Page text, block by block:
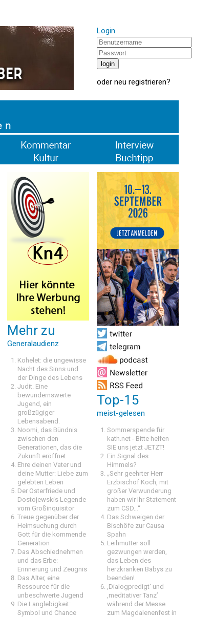
Login
oder neu registrieren?
Mehr zu
Generalaudienz
Kohelet: die ungewisse
Nacht des Sinns und
der Dinge des Lebens
Judit. Eine
bewundernswerte
Jugend, ein
großzügiger
Lebensabend.
Noomi, das Bündnis
zwischen den
Generationen, das die
Zukunft eröffnet
Ehre deinen Vater und
deine Mutter: Liebe zum
gelebten Leben
Der Osterfriede und
Dostojewskis Legende
vom Großinquisitor
Treue gegenüber der
Heimsuchung durch
Gott für die kommende
Generation
Das Abschiednehmen
und das Erbe:
Erinnerung und Zeugnis
Das Alter, eine
Ressource für die
unbeschwerte Jugend
Die Langlebigkeit:
Symbol und Chance
Top-15
meist-gelesen
Sommerspende für
kath.net - Bitte helfen
SIE uns jetzt JETZT!
Ein Signal des
Himmels?
„Sehr geehrter Herr
Erzbischof Koch, mit
großer Verwunderung
haben wir Ihr Statement
zum CSD…“
Das Schweigen der
Bischöfe zur Causa
Spahn
Leihmutter soll
gezwungen werden,
das Leben des
herzkranken Babys zu
beenden!
‚Dialogpredigt‘ und
‚meditativer Tanz’
während der Messe
zum Magdalenenfest in